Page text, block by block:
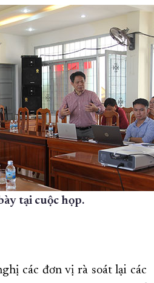
tại cuộc họp.
các đơn vị rà soát lại các